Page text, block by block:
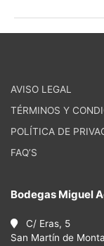
AVISO LEGAL
TÉRMINOS Y
POLÍTICA DE
FAQ’S
Bodegas Miguel
C/ Eras, 5
San Martín de